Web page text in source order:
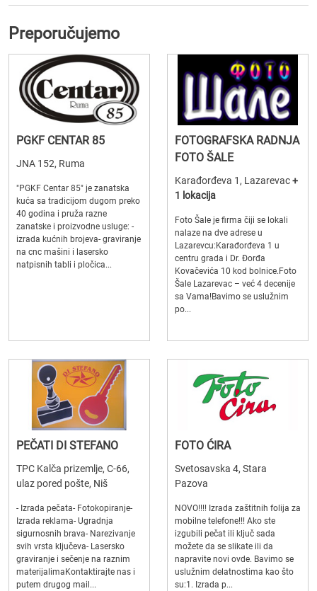
Preporučujemo
PGKF CENTAR 85
JNA 152, Ruma
"PGKF Centar 85" je zanatska
kuća sa tradicijom dugom preko
40 godina i pruža razne
zanatske i proizvodne usluge: -
izrada kućnih brojeva- graviranje
na cnc mašini i lasersko
natpisnih tabli i pločica...
FOTOGRAFSKA RADNJA
FOTO ŠALE
Karađorđeva 1, Lazarevac+
1 lokacija
Foto Šale je firma čiji se lokali
nalaze na dve adrese u
Lazarevcu:Karađorđeva 1 u
centru grada i Dr. Đorđa
Kovačevića 10 kod bolnice.Foto
Šale Lazarevac – već 4 decenije
sa Vama!Bavimo se uslužnim
po...
PEČATI DI STEFANO
TPC Kalča prizemlje, C-66,
ulaz pored pošte, Niš
- Izrada pečata- Fotokopiranje-
Izrada reklama- Ugradnja
sigurnosnih brava- Narezivanje
svih vrsta ključeva- Lasersko
graviranje i sečenje na raznim
materijalimaKontaktirajte nas i
putem drugog mail...
FOTO ĆIRA
Svetosavska 4, Stara
Pazova
NOVO!!!! Izrada zaštitnih folija za
mobilne telefone!!! Ako ste
izgubili pečat ili ključ sada
možete da se slikate ili da
napravite novi ovde. Bavimo se
uslužnim delatnostima kao što
su:1. Izrada p...